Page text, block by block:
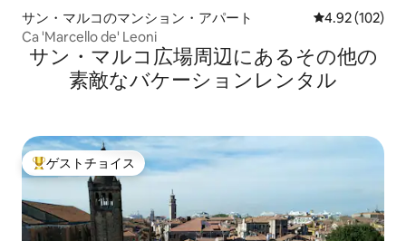
サン・マルコのマンション・アパート レビュー102
4.92 (102)
Ca 'Marcello de' Leoni
サン・マルコ広場⁠周⁠辺⁠に⁠あ⁠るそ⁠の⁠他⁠の
素⁠敵⁠なバ⁠ケ⁠ー⁠シ⁠ョ⁠ン⁠レ⁠ン⁠タ⁠ル
大好評のゲストチョイスです。
ゲストチョイス